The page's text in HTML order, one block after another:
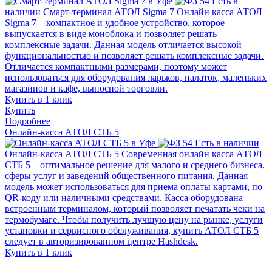
наличии Смарт-терминал АТОЛ Sigma 7 Онлайн касса АТОЛ
Sigma 7 – компактное и удобное устройство, которое
выпускается в виде моноблока и позволяет решать
комплексные задачи. Данная модель отличается высокой
функциональностью и позволяет решать комплексные задачи.
Отличается компактными размерами, поэтому может
использоваться для оборудования ларьков, палаток, маленьких
магазинов и кафе, выносной торговли.
Купить в 1 клик
Купить
Подробнее
Онлайн-касса АТОЛ СТБ 5
Есть в наличии
Онлайн-касса АТОЛ СТБ 5 Современная онлайн касса АТОЛ
СТБ 5 – оптимальное решение для малого и среднего бизнеса,
сферы услуг и заведений общественного питания. Данная
модель может использоваться для приема оплаты картами, по
QR-коду или наличными средствами. Касса оборудована
встроенным терминалом, который позволяет печатать чеки на
термобумаге. Чтобы получить лучшую цену на рынке, услуги
установки и сервисного обслуживания, купить АТОЛ СТБ 5
следует в авторизированном центре Hashdesk.
Купить в 1 клик